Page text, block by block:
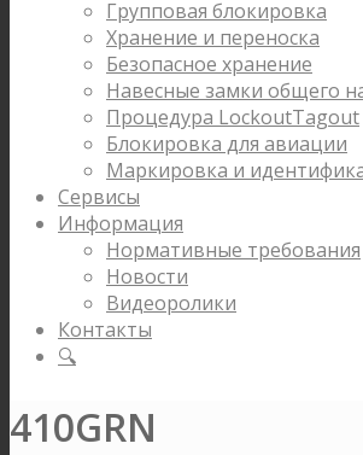
Групповая блокировка
Хранение и переноска
Безопасное хранение
Навесные замки общего
Процедура LockoutTagout
Блокировка для авиации
Маркировка и
Сервисы
Информация
Нормативные требования
Новости
Видеоролики
Контакты
🔍
410GRN